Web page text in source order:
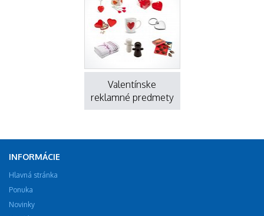
Valentínske
reklamné predmety
INFORMÁCIE
Hlavná stránka
Ponuka
Novinky